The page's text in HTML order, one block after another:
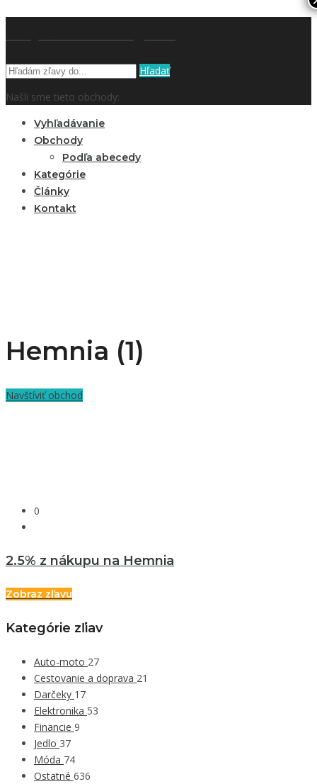
Hľadať
Našli sme tieto obchody:
Vyhľadávanie
Obchody
Podľa abecedy
Kategórie
Články
Kontakt
Hemnia (1)
Navštíviť obchod
0
2.5% z nákupu na Hemnia
Zobraz zľavu
Kategórie zľiav
Auto-moto 27
Cestovanie a doprava 21
Darčeky 17
Elektronika 53
Financie 9
Jedlo 37
Móda 74
Ostatné 636